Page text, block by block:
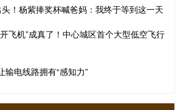
！杨紫捧奖杯喊爸妈：我终于等到这一天
飞机”成真了！中心城区首个大型低空飞行
电线路拥有“感知力”